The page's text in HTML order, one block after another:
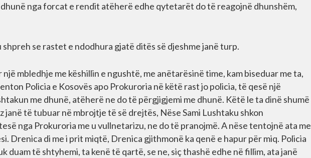
nga forcat e rendit atëherë edhe qytetarët do të reagojnë dhunshëm,
shpreh se rastet e ndodhura gjatë ditës së djeshme janë turp.
një mbledhje me këshillin e ngushtë, me anëtarësinë time, kam biseduar me ta,
Policia e Kosovës apo Prokuroria në këtë rast jo policia, të qesë një
me dhunë, atëherë ne do të përgjigjemi me dhunë. Këtë le ta dinë shumë
janë të tubuar në mbrojtje të së drejtës, Nëse Sami Lushtaku shkon
nga Prokuroria me u vullnetarizu, ne do të pranojmë. A nëse tentojnë ata me
Drenica di me i prit miqtë, Drenica gjithmonë ka qenë e hapur për miq. Policia
duam të shtyhemi, ta kenë të qartë, se ne, siç thashë edhe në fillim, ata janë